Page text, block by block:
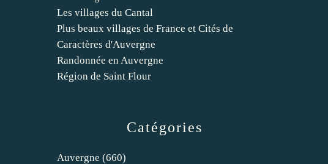
Catégories
Auvergne (660)
Les villages du Cantal
Plus beaux villages de France et Cités de
Caractères d'Auvergne
Randonnée en Auvergne
Région de Saint Flour